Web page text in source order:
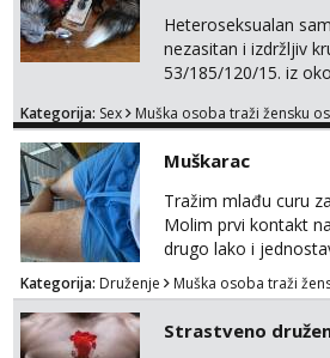
Heteroseksualan
nezasitan i izdržljiv
53/185/120/15. iz
VEČER u ZAGREBU
udaljenost konkretno
bez TABUA i
IGRAČKAMA od
analnih čepova
Kategorija: Sex Muška osoba traži žensku
Muškarac
Tražim mlađu curu
Molim prvi kontakt
drugo lako i
sve u krugu od 100
Kategorija: Druženje Muška osoba traži
Strastveno